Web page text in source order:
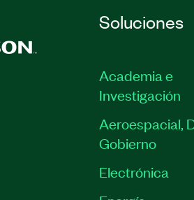
Soluciones
Academia e
Investigación
Aeroespacial,
Gobierno
Electrónica